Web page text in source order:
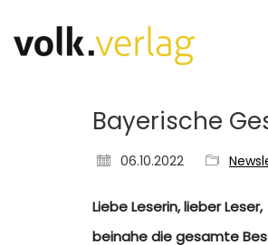
Bayerische
06.10.2022
Liebe Leserin, lieber Leser,
beinahe die gesamte